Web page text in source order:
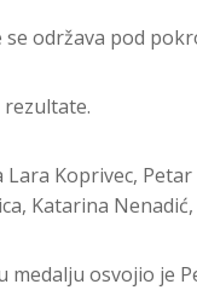
održava pod
Koprivec,
Katarina
osvojio je